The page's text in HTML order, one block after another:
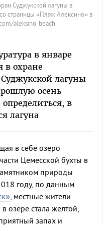
Суджукской лагуны в
страницы «Пляж Алексино» в
aleksino_beach
в январе
в охране
лагуны
осень
в
лагуна
в себе озеро
Цемесской бухты в
природы
году, по данным
, местные жители
озере стала желтой,
запах и